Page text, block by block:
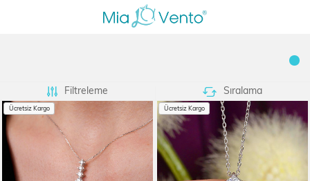
Filtreleme Sıralama
Ücretsiz Kargo Ücretsiz Kargo